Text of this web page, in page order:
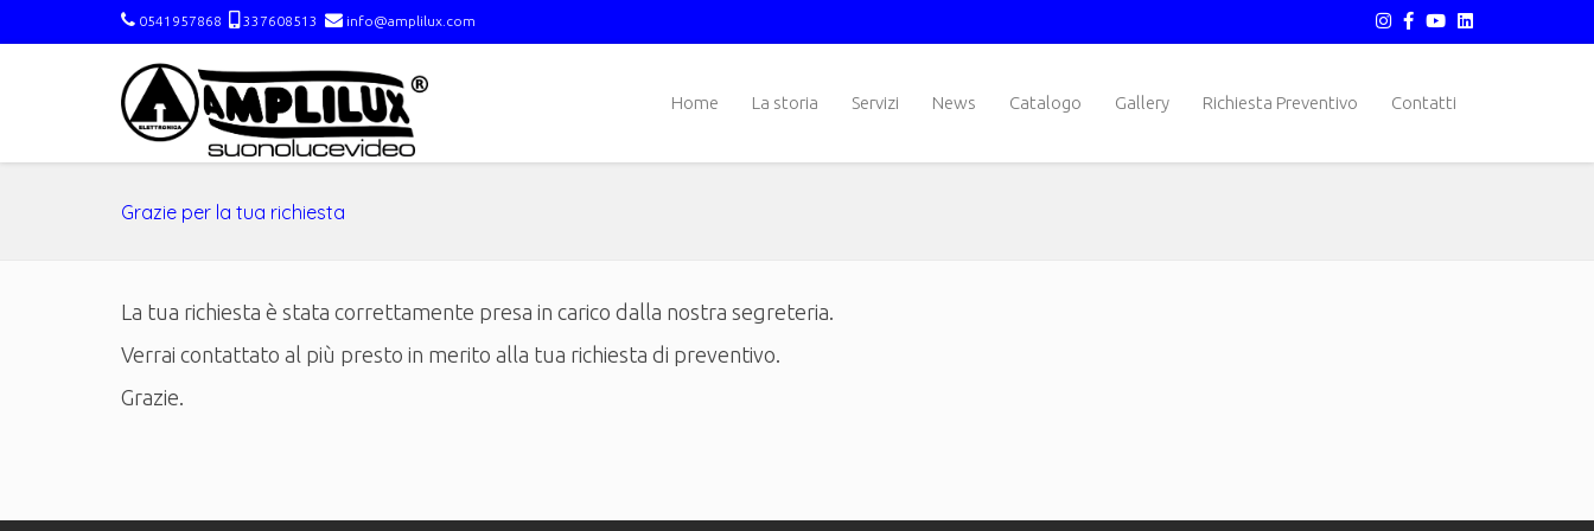
0541957868 337608513 info@amplilux.com
Home La storia Servizi News Catalogo Gallery Richiesta Preventivo Contatti
Grazie per la tua richiesta
La tua richiesta è stata correttamente presa in carico dalla nostra segreteria.
Verrai contattato al più presto in merito alla tua richiesta di preventivo.
Grazie.